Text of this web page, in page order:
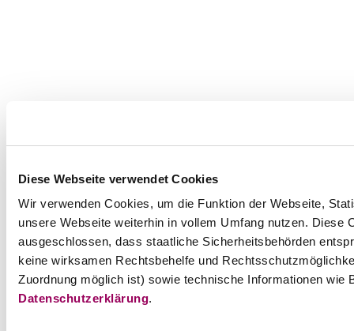
Diese Webseite verwendet Cookies
Wir verwenden Cookies, um die Funktion der Webseite,
unsere Webseite weiterhin in vollem Umfang nutzen.
ausgeschlossen, dass staatliche Sicherheitsbehörden
keine wirksamen Rechtsbehelfe und
Zuordnung möglich ist) sowie technische Informationen
Datenschutzerklärung.